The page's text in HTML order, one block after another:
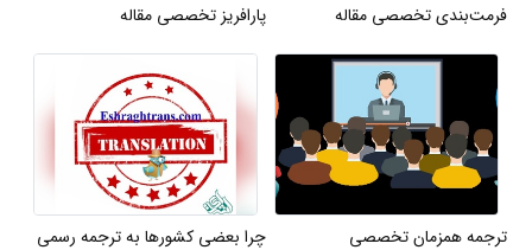
فرمت‌بندی تخصصی مقاله پارافریز تخصصی مقاله
ترجمه همزمان تخصصی
چرا بعضی کشورها به ترجمه رسمی